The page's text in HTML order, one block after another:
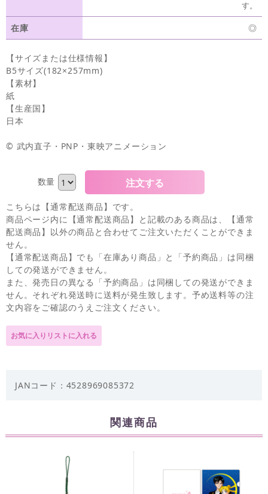
す。
在庫 ◎
【サイズまたは仕様情報】
B5サイズ(182×257mm)
【素材】
紙
【生産国】
日本
© 武内直子・PNP・東映アニメーション
数量
こちらは【通常配送商品】です。
商品ページ内に【通常配送商品】と記載のある商品は、【通常
配送商品】以外の商品と合わせてご注文いただくことができま
せん。
【通常配送商品】でも「在庫あり商品」と「予約商品」は同梱
しての発送ができません。
また、発売日の異なる「予約商品」は同梱しての発送ができま
せん。それぞれ発送時に送料が発生致します。予め送料等の注
文内容をご確認のうえご注文ください。
JANコード：4528969085372
関連商品